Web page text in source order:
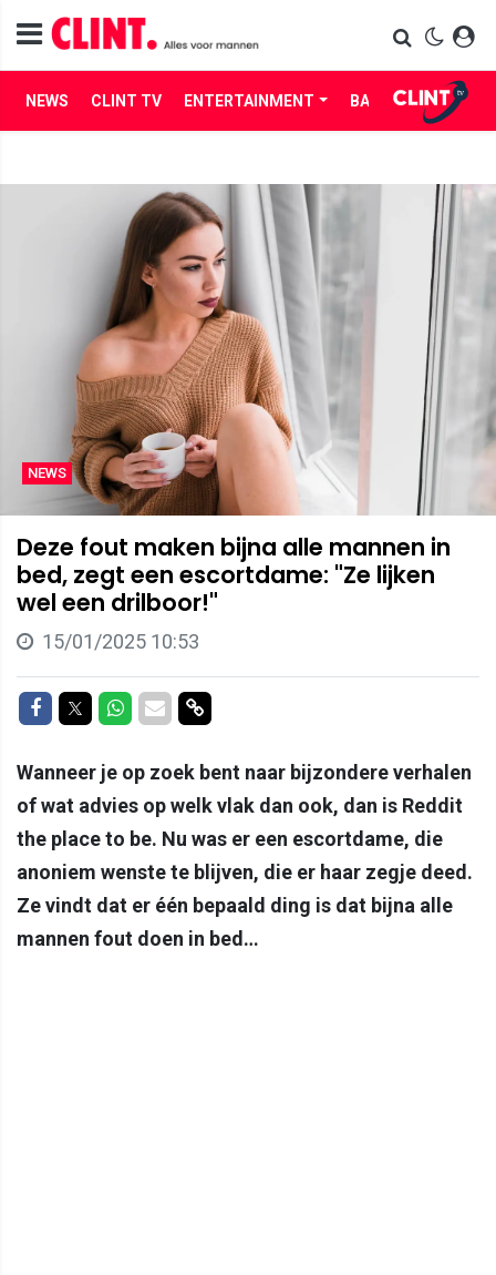
NEWS CLINT TV ENTERTAINMENT BABES LIFE
NEWS
Deze fout maken bijna alle mannen in
bed, zegt een escortdame: "Ze lijken
wel een drilboor!"
15/01/2025 10:53
Delen op Facebook
Delen op Twitter
Delen op Whatsapp
Delen via Mail
Delen via link
Wanneer je op zoek bent naar bijzondere verhalen
of wat advies op welk vlak dan ook, dan is Reddit
the place to be. Nu was er een escortdame, die
anoniem wenste te blijven, die er haar zegje deed.
Ze vindt dat er één bepaald ding is dat bijna alle
mannen fout doen in bed…